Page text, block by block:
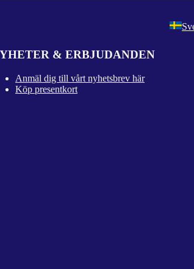
& ERBJUDANDEN
Anmäl dig till vårt nyhetsbrev här
Köp presentkort